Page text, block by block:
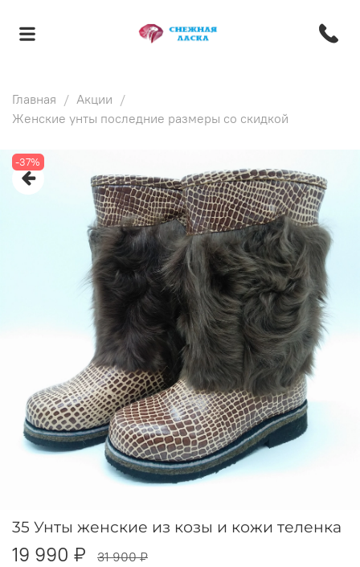
Главная
Акции
Женские унты последние размеры со скидкой
-37%
35 Унты женские из козы и кожи теленка
19 990 ₽ 31 900 ₽